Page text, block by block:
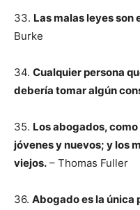
33. Las malas leyes son
Burke
34. Cualquier persona
debería tomar algún
35. Los abogados,
jóvenes y nuevos; y los
viejos. – Thomas Fuller
36. Abogado es la única